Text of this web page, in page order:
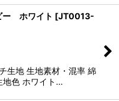
ー ホワイト [JT0013-
生地 生地素材・混率 綿
地色 ホワイト…